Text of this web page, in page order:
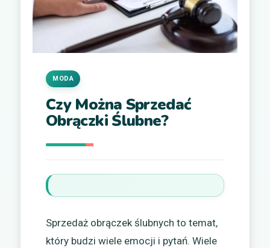
Czy Można Sprzedać
Obrączki Ślubne?
MODA
Sprzedaż obrączek ślubnych to temat,
który budzi wiele emocji i pytań. Wiele